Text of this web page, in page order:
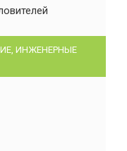
ИНЖЕНЕРНЫЕ